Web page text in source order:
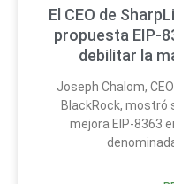
El CEO de
propuesta EIP-
debilitar la
Joseph Chalom,
BlackRock, mostró
mejora EIP-8363